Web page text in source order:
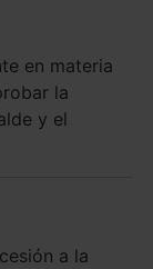
en materia
la
y el
a la